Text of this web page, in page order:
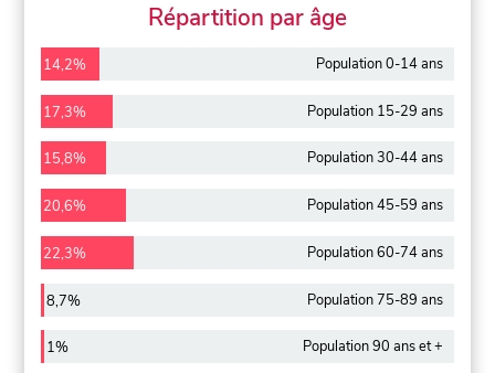
Répartition par âge
14,2% Population 0-14 ans
17,3% Population 15-29 ans
15,8% Population 30-44 ans
20,6% Population 45-59 ans
22,3% Population 60-74 ans
8,7% Population 75-89 ans
1% Population 90 ans et +